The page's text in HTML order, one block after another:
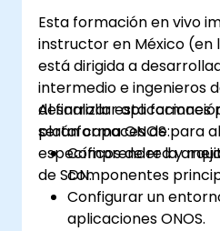
Esta formación en vivo
instructor en México (en
está dirigida a
intermedio e ingenieros
desarrollar aplicaciones
plataforma ONOS para
específicos de red y
de SDN.
Al finalizar esta
serán capaces de:
Comprender la
componentes
Configurar un
aplicaciones ONOS.